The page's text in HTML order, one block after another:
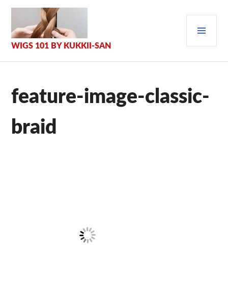
springen
WIGS 101 BY KUKKII-SAN
feature-image-classic-
braid